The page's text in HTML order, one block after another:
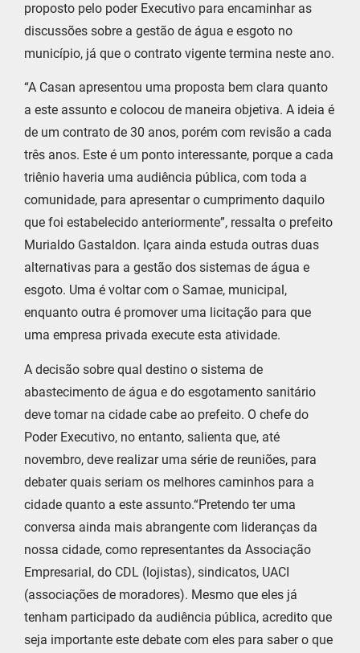
proposto pelo poder Executivo para encaminhar as
discussões sobre a gestão de água e esgoto no
município, já que o contrato vigente termina neste ano.
“A Casan apresentou uma proposta bem clara quanto
a este assunto e colocou de maneira objetiva. A ideia é
de um contrato de 30 anos, porém com revisão a cada
três anos. Este é um ponto interessante, porque a cada
triênio haveria uma audiência pública, com toda a
comunidade, para apresentar o cumprimento daquilo
que foi estabelecido anteriormente”, ressalta o prefeito
Murialdo Gastaldon. Içara ainda estuda outras duas
alternativas para a gestão dos sistemas de água e
esgoto. Uma é voltar com o Samae, municipal,
enquanto outra é promover uma licitação para que
uma empresa privada execute esta atividade.
A decisão sobre qual destino o sistema de
abastecimento de água e do esgotamento sanitário
deve tomar na cidade cabe ao prefeito. O chefe do
Poder Executivo, no entanto, salienta que, até
novembro, deve realizar uma série de reuniões, para
debater quais seriam os melhores caminhos para a
cidade quanto a este assunto.“Pretendo ter uma
conversa ainda mais abrangente com lideranças da
nossa cidade, como representantes da Associação
Empresarial, do CDL (lojistas), sindicatos, UACI
(associações de moradores). Mesmo que eles já
tenham participado da audiência pública, acredito que
seja importante este debate com eles para saber o que